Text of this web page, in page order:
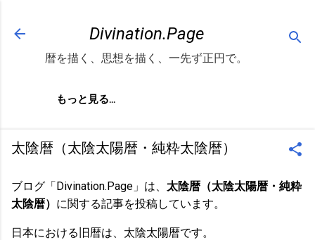
Divination.Page
暦を描く、思想を描く、一先ず正円で。
もっと見る…
太陰暦（太陰太陽暦・純粋太陰暦）
ブログ「Divination.Page」は、 太陰暦（太陰太陽暦・純粋
太陰暦） に関する記事を投稿しています。
日本における旧暦は、太陰太陽暦です。